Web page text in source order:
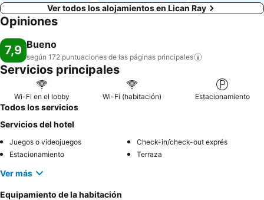
Ver todos los alojamientos en Lican Ray
Opiniones
7,9 Bueno
según 172 puntuaciones de las páginas principales
Servicios principales
Wi-Fi en el lobby Wi-Fi (habitación) Estacionamiento
Todos los servicios
Servicios del hotel
Juegos o videojuegos
Check-in/check-out exprés
Estacionamiento
Terraza
Ver más
Equipamiento de la habitación